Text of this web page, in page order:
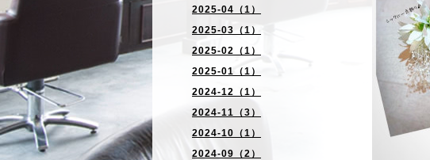
2025-04（1）
2025-03（1）
2025-02（1）
2025-01（1）
2024-12（1）
2024-11（3）
2024-10（1）
2024-09（2）